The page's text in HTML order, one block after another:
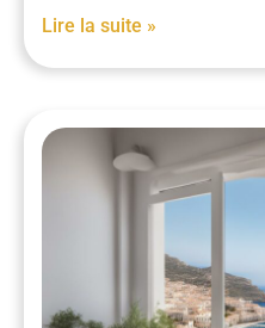
Lire la suite »